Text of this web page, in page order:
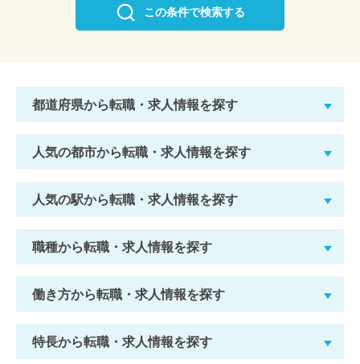
この条件で検索する
都道府県から転職・求人情報を探す
人気の都市から転職・求人情報を探す
人気の駅から転職・求人情報を探す
職種から転職・求人情報を探す
働き方から転職・求人情報を探す
特長から転職・求人情報を探す